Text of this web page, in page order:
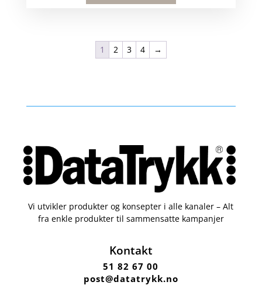
1 2 3 4 →
Vi utvikler produkter og konsepter i alle kanaler – Alt
fra enkle produkter til sammensatte kampanjer
Kontakt
51 82 67 00
post@datatrykk.no